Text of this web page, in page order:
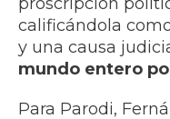
proscripción
calificándola
y una causa
mundo entero
Para Parodi,